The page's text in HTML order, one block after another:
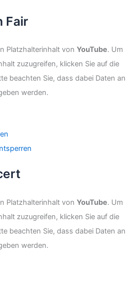
Fair
Platzhalterinhalt von YouTube. Um
zuzugreifen, klicken Sie auf die
beachten Sie, dass dabei Daten an
werden.
Platzhalterinhalt von YouTube. Um
zuzugreifen, klicken Sie auf die
beachten Sie, dass dabei Daten an
werden.